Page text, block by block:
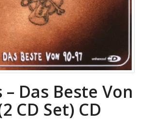
Das Beste Von
CD Set) CD